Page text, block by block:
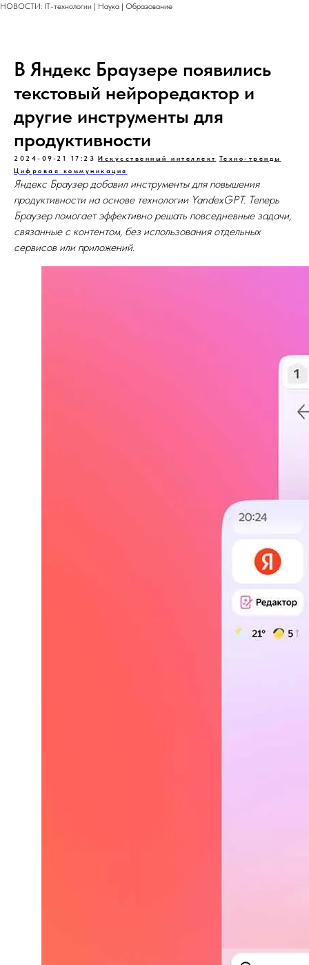
НОВОСТИ: IT-технологии | Наука | Образование
В Яндекс Браузере появились
текстовый нейроредактор и
другие инструменты для
продуктивности
2024-09-21 17:23 Искусственный интеллект Техно-тренды
Цифровая коммуникация
Яндекс Браузер добавил инструменты для повышения
продуктивности на основе технологии YandexGPT. Теперь
Браузер помогает эффективно решать повседневные задачи,
связанные с контентом, без использования отдельных
сервисов или приложений.